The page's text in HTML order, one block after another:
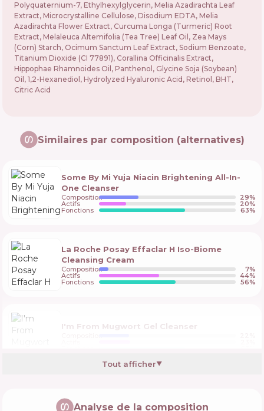
Polyquaternium-7, Ethylhexylglycerin, Melia Azadirachta Leaf
Extract, Microcrystalline Cellulose, Disodium EDTA, Melia
Azadirachta Flower Extract, Curcuma Longa (Turmeric) Root
Extract, Melaleuca Altemifolia (Tea Tree) Leaf Oil, Zea Mays
(Corn) Starch, Ocimum Sanctum Leaf Extract, Sodium Benzoate,
Titanium Dioxide (CI 77891), Corallina Officinalis Extract,
Hippophae Rhamnoides Oil, Panthenol, Glycine Soja (Soybean)
Oil, 1,2-Hexanediol, Hydrolyzed Hyaluronic Acid, Retinol, BHT,
Citric Acid
Similaires par composition (alternatives)
Some By Mi Yuja Niacin Brightening All-In-
One Cleanser
Composition 29%
Actifs 20%
Fonctions 63%
La Roche Posay Effaclar H Iso-Biome
Cleansing Cream
Composition 7%
Actifs 44%
Fonctions 56%
I'm From Mugwort Gel Cleanser
Kaine Kombu Hydrating Daily Cleanser
Composition
Tout afficher▼
Analyse de la composition